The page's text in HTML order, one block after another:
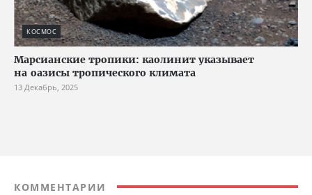
КОСМОС
Марсианские тропики: каолинит указывает
на оазисы тропического климата
13 Декабрь, 2025
КОММЕНТАРИИ